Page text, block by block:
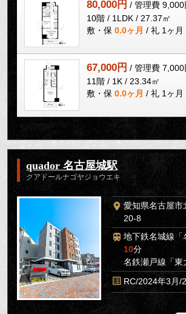
80,000円 / 管理費 9,000
10階 / 1LDK / 27.37㎡
敷・保 0.0ヶ月 / 礼 1ヶ月
67,000円 / 管理費 7,000
11階 / 1K / 23.34㎡
敷・保 0.0ヶ月 / 礼 1ヶ月
quador 名古屋城駅
クアドールナゴヤジョウエキ
愛知県名古屋市
20-8
地下鉄名城線「
10分
名鉄瀬戸線「東
RC/2024年3月/